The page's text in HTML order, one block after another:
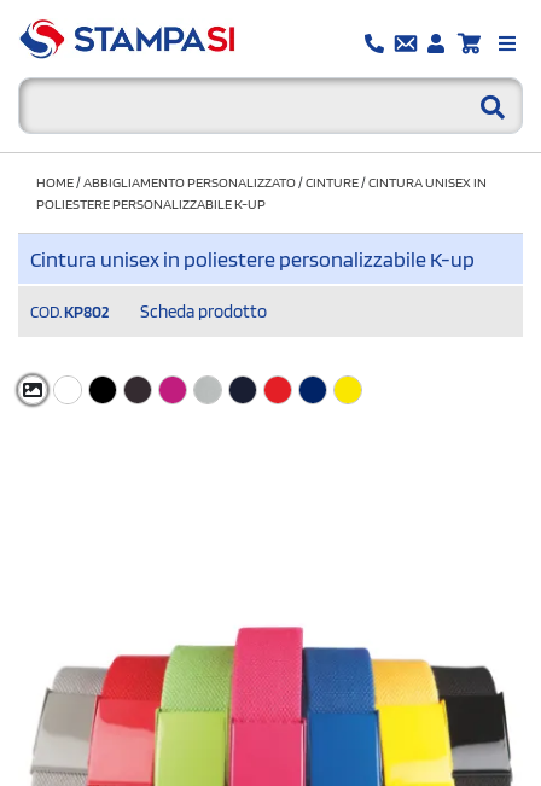
HOME/ABBIGLIAMENTO PERSONALIZZATO/CINTURE/CINTURA UNISEX IN
POLIESTERE PERSONALIZZABILE K-UP
Cintura unisex in poliestere personalizzabile K-up
COD. KP802 Scheda prodotto